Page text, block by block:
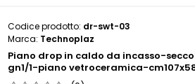
Codice prodotto: dr-swt-03
Marca: Technoplaz
Piano drop in caldo da incasso-
gn1/1-piano vetroceramica-